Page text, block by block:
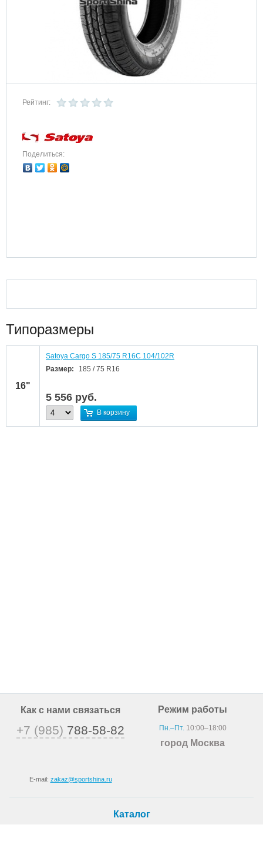
Рейтинг:
Поделиться:
Типоразмеры
16"
Satoya Cargo S 185/75 R16C 104/102R
Размер:
185 / 75 R16
5 556 руб.
В корзину
Как с нами связаться
+7 (985) 788-58-82
E-mail: zakaz@sportshina.ru
Режим работы
Пн.–Пт.10:00–18:00
город Москва
Каталог